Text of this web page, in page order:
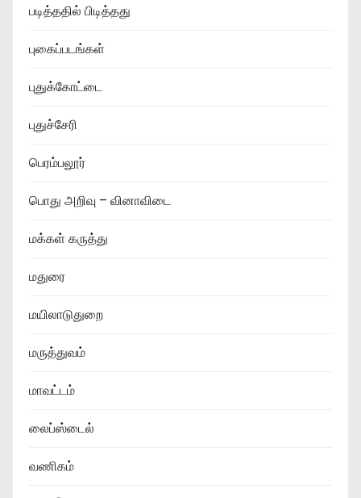
படித்ததில் பிடித்தது
புகைப்படங்கள்
புதுக்கோட்டை
புதுச்சேரி
பெரம்பலூர்
பொது அறிவு – வினாவிடை
மக்கள் கருத்து
மதுரை
மயிலாடுதுறை
மருத்துவம்
மாவட்டம்
லைப்ஸ்டைல்
வணிகம்